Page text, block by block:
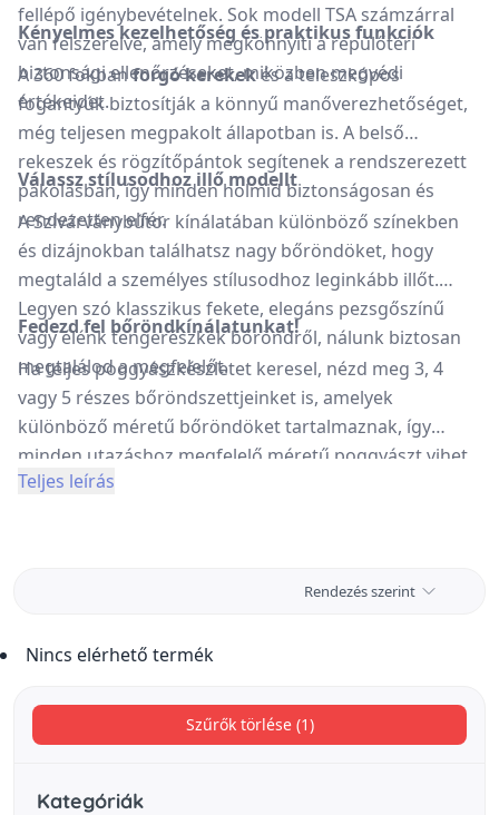
fellépő igénybevételnek. Sok modell TSA számzárral
van felszerelve, amely megkönnyíti a repülőtéri
biztonsági ellenőrzéseket, miközben megvédi
értékeidet.
Kényelmes kezelhetőség és praktikus funkciók
A 360 fokbanforgó kerekekés a teleszkópos
fogantyúk biztosítják a könnyű manőverezhetőséget,
még teljesen megpakolt állapotban is. A belső
rekeszek és rögzítőpántok segítenek a rendszerezett
pakolásban, így minden holmid biztonságosan és
rendezetten elfér.
Válassz stílusodhoz illő modellt
A Szivárványbútor kínálatában különböző színekben
és dizájnokban találhatsz nagy bőröndöket, hogy
megtaláld a személyes stílusodhoz leginkább illőt.
Legyen szó klasszikus fekete, elegáns pezsgőszínű
vagy élénk tengerészkék bőröndről, nálunk biztosan
megtalálod a megfelelőt.
Fedezd fel bőröndkínálatunkat!
Ha teljes poggyászkészletet keresel, nézd meg 3, 4
vagy 5 részes bőröndszettjeinket is, amelyek
különböző méretű bőröndöket tartalmaznak, így
minden utazáshoz megfelelő méretű poggyászt vihet.
Teljes leírás
Szűrők törlése (1)
Kategóriák
Rendezés szerint
Nincs elérhető termék